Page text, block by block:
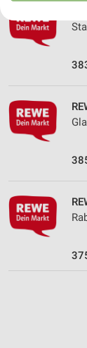
Website/App.
Partnerliste
Wir nutzen Ihre
Speichern
auf einem
Verwendung
Werbung
Verwendung
Erstellung